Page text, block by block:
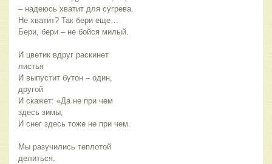
– надеюсь хватит для сугрева.
Не хватит? Так бери еще…
Бери, бери – не бойся милый.
И цветик вдруг раскинет
листья
И выпустит бутон – один,
другой
И скажет: «Да не при чем
здесь зимы,
И снег здесь тоже не при чем.
Мы разучились теплотой
делиться,